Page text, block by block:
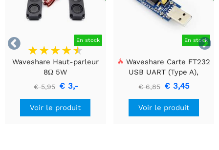

 En stock
Waveshare Haut-parleur
8Ω 5W
€ 5,95 € 3,-
Voir le produit
En stock
Waveshare Carte FT232
USB UART (Type A),
Module de communication
USB vers TTL (UART)
€ 6,85 € 3,45
Voir le produit